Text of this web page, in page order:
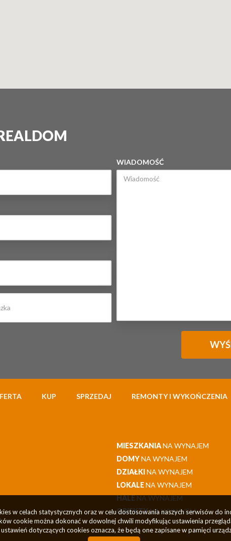
WIADOMOŚĆ
KUP SPRZEDAJ REMONTY I WYKOŃCZENIA
MIESZKANIANA WYNAJEM
DOMYNA WYNAJEM
DZIAŁKINA WYNAJEM
LOKALENA WYNAJEM
HALENA WYNAJEM
OBIEKTYNA WYNAJEM
w celach statystycznych oraz w celu dostosowania naszych serwisów do
cookie można dokonać w dowolnej chwili modyfikując ustawienia
dotyczących cookies oznacza, że będą one zapisane w pamięci